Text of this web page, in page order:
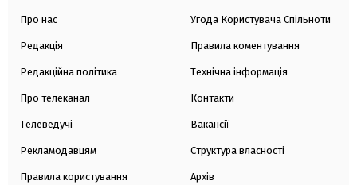
Про нас
Редакція
Редакційна політика
Про телеканал
Телеведучі
Рекламодавцям
Правила користування
Угода Користувача Спільноти
Правила коментування
Технічна інформація
Контакти
Вакансії
Структура власності
Архів